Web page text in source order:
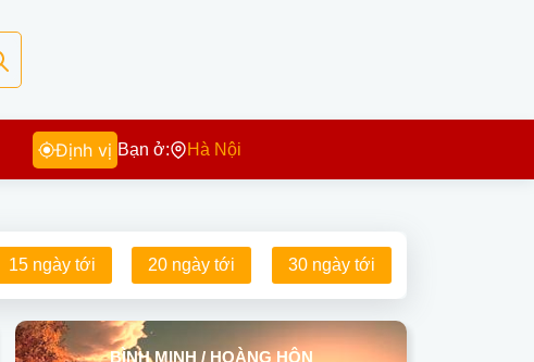
Định vị Bạn ở: Hà Nội
15 ngày tới 20 ngày tới 30 ngày tới
BÌNH MINH / HOÀNG HÔN